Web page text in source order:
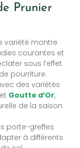
Prunier
variété montre
courantes et
sous l’effet
pourriture.
des variétés
et Goutte d’Or,
de la saison
porte-greffes
à différents